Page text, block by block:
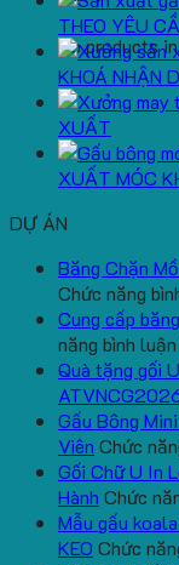
No products
THEO YÊU
KHOÁ NHẬN
XUẤT
XUẤT MÓC
DỰ ÁN
Băng Chặn
Chức năng
Cung cấp
năng bình
Quà tặng gối
Gấu Bông
Viên Chức
Gối Chữ U In
Hành Chức
Mẫu gấu
KEO Chức